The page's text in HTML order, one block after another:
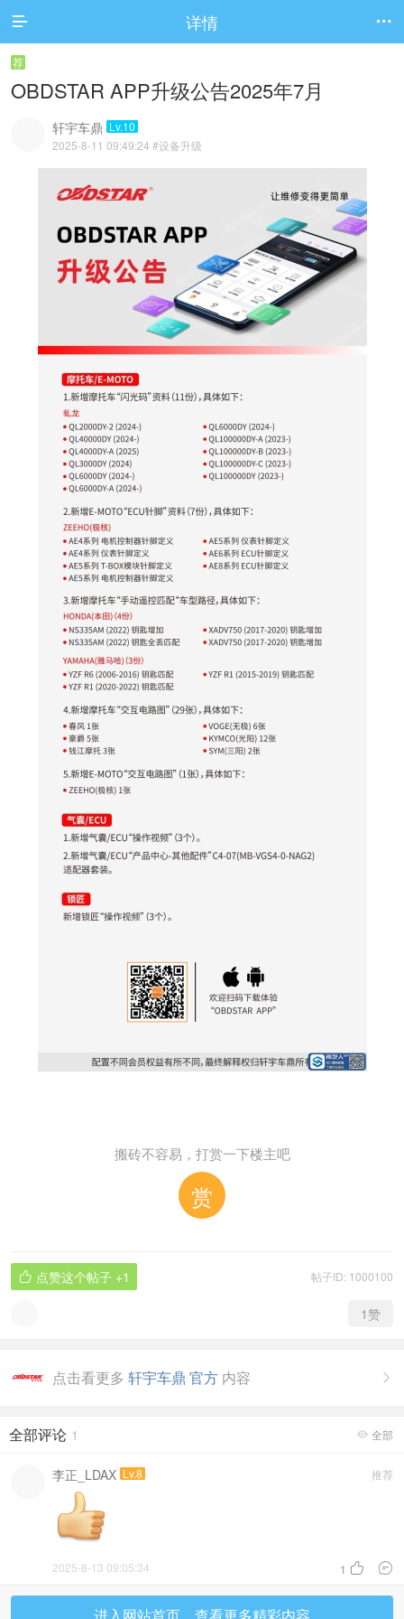
 详情 
荐
OBDSTAR APP升级公告2025年7月
轩宇车鼎 Lv.10
2025-8-11 09:49:24 #设备升级
搬砖不容易，打赏一下楼主吧
赏
帖子ID: 1000100
 点赞这个帖子 +1
1赞

点击看更多 轩宇车鼎 官方 内容
 全部
全部评论 1
推荐
李正_LDAX Lv.8
1  
2025-8-13 09:05:34